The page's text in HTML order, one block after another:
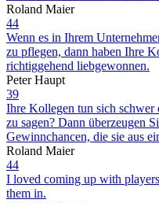
Roland Maier
44
Wenn es in Ihrem
zu pflegen, dann haben Ihre
richtiggehend liebgewonnen.
Peter Haupt
39
Ihre Kollegen tun sich
zu sagen? Dann überzeugen
Gewinnchancen, die sie aus
Roland Maier
44
I loved coming up with
them in.